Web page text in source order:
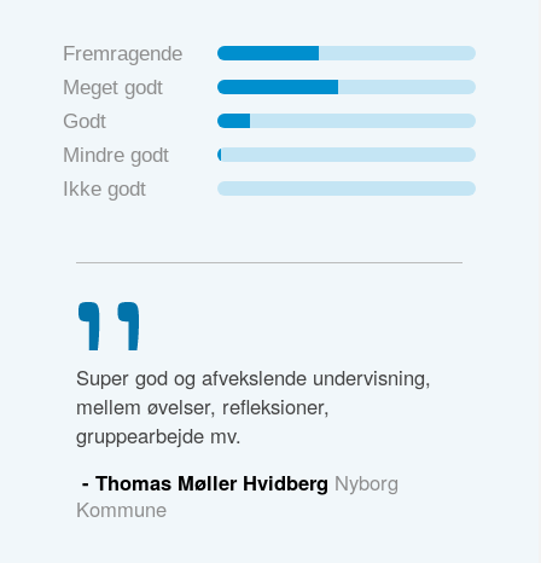
Fremragende
Meget godt
Godt
Mindre godt
Ikke godt
Super god og afvekslende undervisning,
mellem øvelser, refleksioner,
gruppearbejde mv.
- Thomas Møller Hvidberg Nyborg
Kommune